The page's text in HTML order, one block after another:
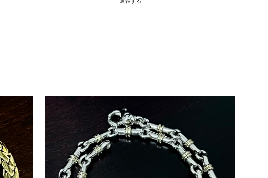
通報する